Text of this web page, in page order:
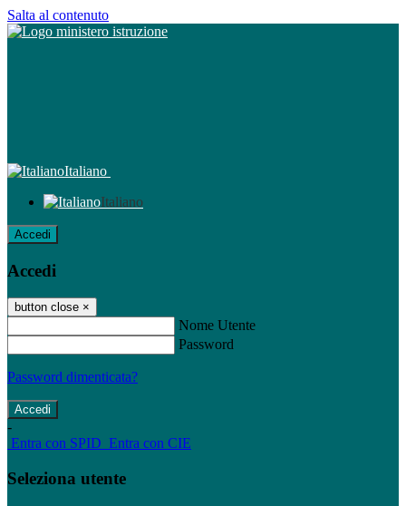
Salta al contenuto
Italiano
Italiano
Accedi
Accedi
button close ×
Nome Utente
Password
Password dimenticata?
-
Entra con SPID Entra con CIE
Seleziona utente